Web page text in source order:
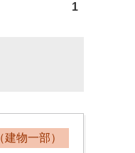
1
建物一部）